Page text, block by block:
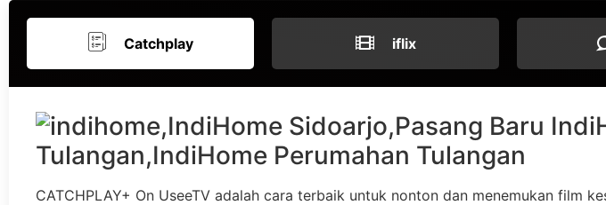
Catchplay iflix
CATCHPLAY+ On UseeTV adalah cara terbaik untuk nonton dan menemukan film